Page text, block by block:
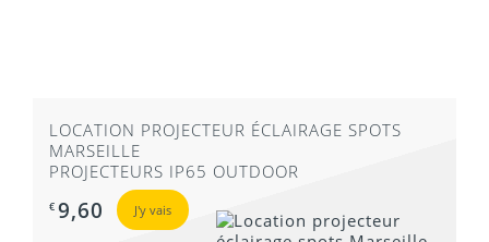
LOCATION PROJECTEUR ÉCLAIRAGE SPOTS
MARSEILLE
PROJECTEURS IP65 OUTDOOR
€ 9,60 J'y vais